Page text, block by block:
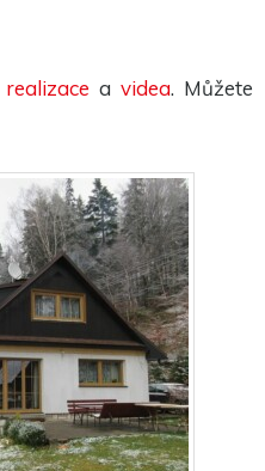
realizace avidea. Můžete
používán.
Aby naše
webové
stránky
fungovaly
při vaší
návštěvě co
nejlépe.
Pokud tyto
cookies
odmítnete,
některé
funkce z
webu zmizí.